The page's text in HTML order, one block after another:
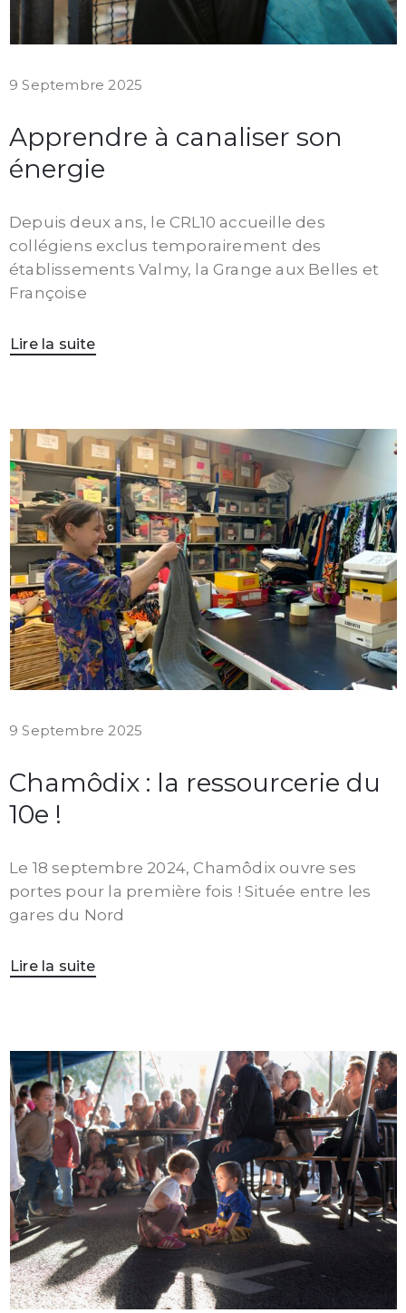
9 Septembre 2025
Apprendre à canaliser son
énergie
Depuis deux ans, le CRL10 accueille des
collégiens exclus temporairement des
établissements Valmy, la Grange aux Belles et
Françoise
Lire la suite
9 Septembre 2025
Chamôdix : la ressourcerie du
10e !
Le 18 septembre 2024, Chamôdix ouvre ses
portes pour la première fois ! Située entre les
gares du Nord
Lire la suite